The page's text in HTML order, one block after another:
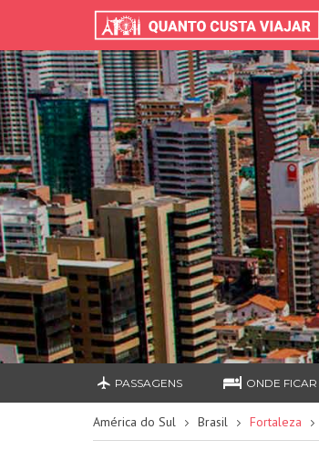
PASSAGENS ONDE FICAR
América do Sul Brasil Fortaleza